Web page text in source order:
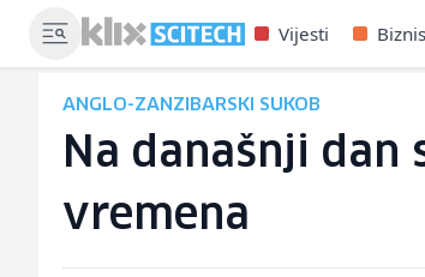
Vijesti Biznis
ANGLO-ZANZIBARSKI SUKOB
Na današnji
vremena